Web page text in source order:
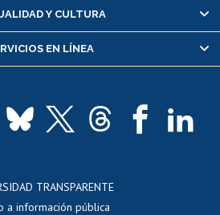
médico y dental
arancel y crédito alumnos
Docentes
Y CULTURA
EN LÍNEA
TRANSPARENTE
a información pública